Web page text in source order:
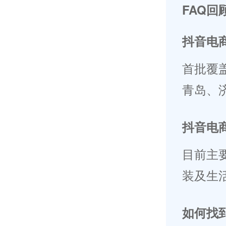
FAQ回
抖音电
首批覆
青岛、
抖音电
目前主
装及生
如何找